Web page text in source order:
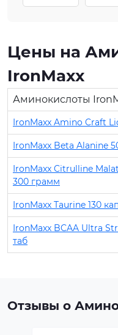
Цены на
IronMaxx
Аминокислоты
IronMaxx Amino Craft
IronMaxx Beta Alanine
IronMaxx Citrulline
300 грамм
IronMaxx Taurine 130
IronMaxx BCAA Ultra
таб
Отзывы о